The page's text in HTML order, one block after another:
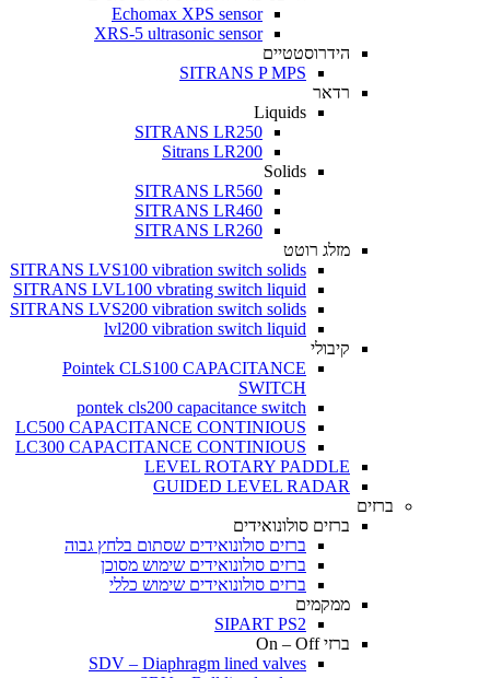
Echomax XPS sensor
XRS-5 ultrasonic sensor
הידרוסטטיים
SITRANS P MPS
רדאר
Liquids
SITRANS LR250
Sitrans LR200
Solids
SITRANS LR560
SITRANS LR460
SITRANS LR260
מזלג רוטט
SITRANS LVS100 vibration switch solids
SITRANS LVL100 vbrating switch liquid
SITRANS LVS200 vibration switch solids
lvl200 vibration switch liquid
קיבולי
Pointek CLS100 CAPACITANCE
SWITCH
pontek cls200 capacitance switch
LC500 CAPACITANCE CONTINIOUS
LC300 CAPACITANCE CONTINIOUS
LEVEL ROTARY PADDLE
GUIDED LEVEL RADAR
ברזים
ברזים סולונואידים
ברזים סולונואידים שסתום בלחץ גבוה
ברזים סולונואידים שימוש מסוכן
ברזים סולונואידים שימוש כללי
ממקמים
SIPART PS2
ברזי On – Off
SDV – Diaphragm lined valves